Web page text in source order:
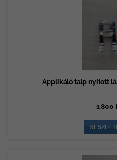
Applikáló talp nyitott
1.800